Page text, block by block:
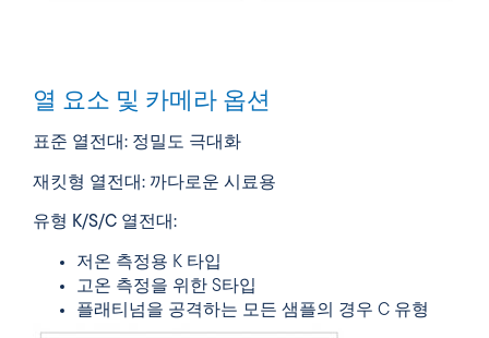
열 요소 및 카메라 옵션
표준 열전대: 정밀도 극대화
재킷형 열전대: 까다로운 시료용
유형 K/S/C 열전대:
저온 측정용 K 타입
고온 측정을 위한 S타입
플래티넘을 공격하는 모든 샘플의 경우 C 유형